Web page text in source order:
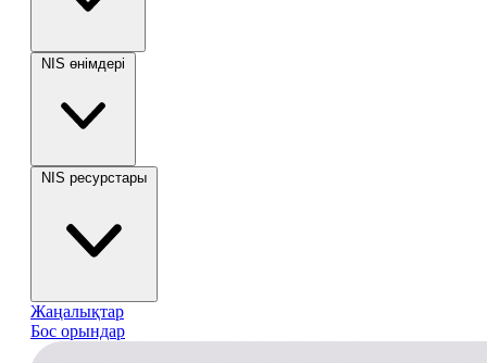
NIS өнімдері
NIS ресурстары
Жаңалықтар
Бос орындар